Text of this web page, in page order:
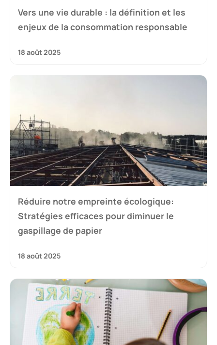
Vers une vie durable : la définition et les
enjeux de la consommation responsable
18 août 2025
Réduire notre empreinte écologique:
Stratégies efficaces pour diminuer le
gaspillage de papier
18 août 2025